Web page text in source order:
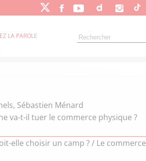
LA PAROLE
Sébastien Ménard
va-t-il tuer le commerce physique ?
elle choisir un camp ? / Le commerce